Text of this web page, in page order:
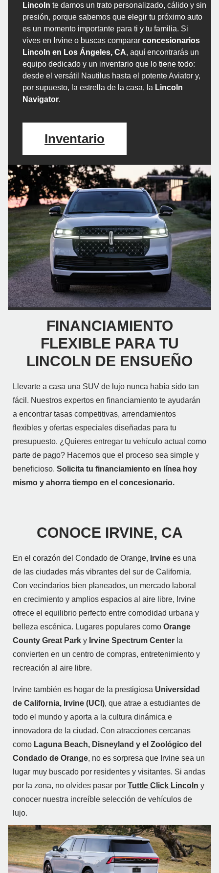
Lincoln te damos un trato personalizado, cálido y sin
presión, porque sabemos que elegir tu próximo auto
es un momento importante para ti y tu familia. Si
vives en Irvine o buscas comparar concesionarios
Lincoln en Los Ángeles, CA, aquí encontrarás un
equipo dedicado y un inventario que lo tiene todo:
desde el versátil Nautilus hasta el potente Aviator y,
por supuesto, la estrella de la casa, la Lincoln
Navigator.
Inventario
FINANCIAMIENTO
FLEXIBLE PARA TU
LINCOLN DE ENSUEÑO
Llevarte a casa una SUV de lujo nunca había sido tan
fácil. Nuestros expertos en financiamiento te ayudarán
a encontrar tasas competitivas, arrendamientos
flexibles y ofertas especiales diseñadas para tu
presupuesto. ¿Quieres entregar tu vehículo actual como
parte de pago? Hacemos que el proceso sea simple y
beneficioso. Solicita tu financiamiento en línea hoy
mismo y ahorra tiempo en el concesionario.
CONOCE IRVINE, CA
En el corazón del Condado de Orange, Irvine es una
de las ciudades más vibrantes del sur de California.
Con vecindarios bien planeados, un mercado laboral
en crecimiento y amplios espacios al aire libre, Irvine
ofrece el equilibrio perfecto entre comodidad urbana y
belleza escénica. Lugares populares como Orange
County Great Park y Irvine Spectrum Center la
convierten en un centro de compras, entretenimiento y
recreación al aire libre.
Irvine también es hogar de la prestigiosa Universidad
de California, Irvine (UCI), que atrae a estudiantes de
todo el mundo y aporta a la cultura dinámica e
innovadora de la ciudad. Con atracciones cercanas
como Laguna Beach, Disneyland y el Zoológico del
Condado de Orange, no es sorpresa que Irvine sea un
lugar muy buscado por residentes y visitantes. Si andas
por la zona, no olvides pasar por Tuttle Click Lincoln y
conocer nuestra increíble selección de vehículos de
lujo.